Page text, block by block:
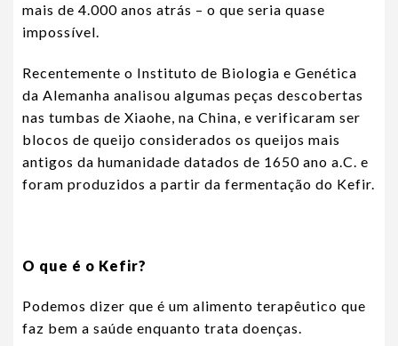
mais de 4.000 anos atrás – o que seria quase
impossível.
Recentemente o Instituto de Biologia e Genética
da Alemanha analisou algumas peças descobertas
nas tumbas de Xiaohe, na China, e verificaram ser
blocos de queijo considerados os queijos mais
antigos da humanidade datados de 1650 ano a.C. e
foram produzidos a partir da fermentação do Kefir.
O que é o Kefir?
Podemos dizer que é um alimento terapêutico que
faz bem a saúde enquanto trata doenças.